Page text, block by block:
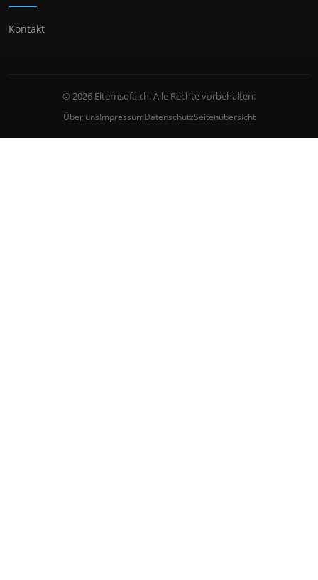
Kontakt
© 2026 Elternsofa.ch. Alle Rechte vorbehalten.
Über unsImpressumDatenschutzSeitenübersicht